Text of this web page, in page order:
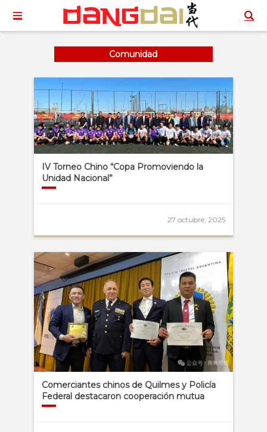
Comunidad
IV Torneo Chino “Copa Promoviendo la
Unidad Nacional”
27 octubre, 2025
Comerciantes chinos de Quilmes y Policía
Federal destacaron cooperación mutua